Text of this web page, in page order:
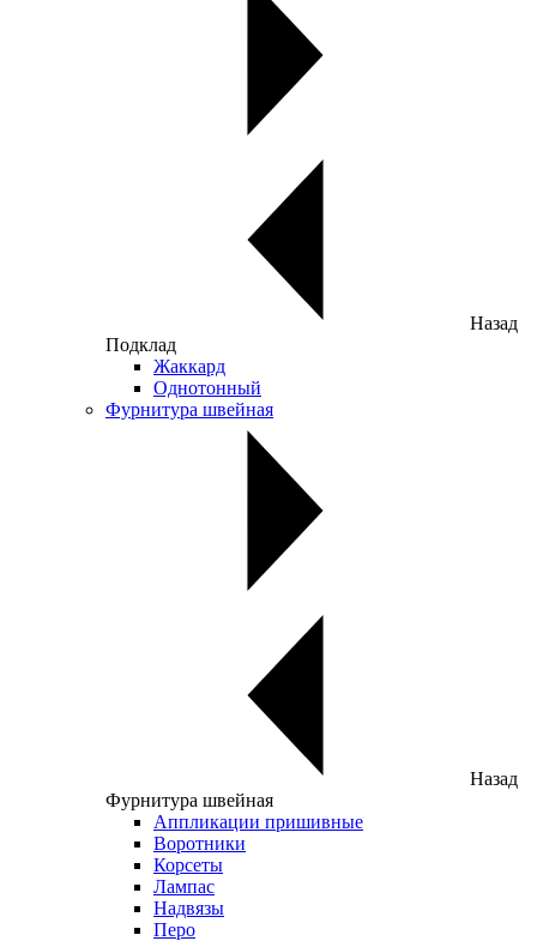
Назад
Подклад
Жаккард
Однотонный
Фурнитура швейная
Назад
Фурнитура швейная
Аппликации пришивные
Воротники
Корсеты
Лампас
Надвязы
Перо